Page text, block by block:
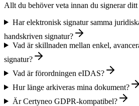
Allt du behöver veta innan du signerar
Har elektronisk signatur samma
handskriven signatur?
Vad är skillnaden mellan enkel,
signatur?
Vad är förordningen eIDAS?
Hur länge arkiveras mina dokument?
Är Certyneo GDPR-kompatibel?